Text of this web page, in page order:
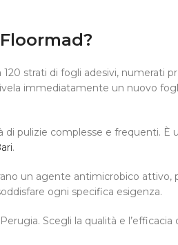
strati di fogli adesivi, numerati
immediatamente un nuovo
pulizie complesse e frequenti. È
.
un agente antimicrobico attivo,
ogni specifica esigenza.
Scegli la qualità e